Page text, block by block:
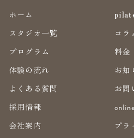
ホーム
スタジオ一覧
コラ
プログラム
料金
体験の流れ
お知
よくある質問
お問
採用情報
会社案内
プラ